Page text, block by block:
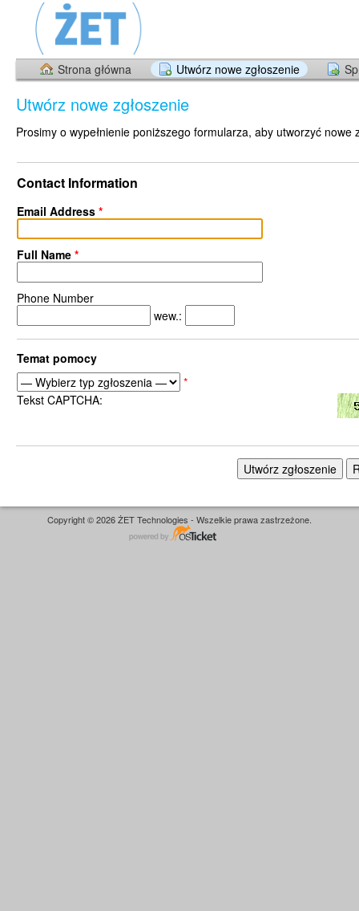
Strona główna Utwórz nowe zgłoszenie
Utwórz nowe zgłoszenie
Prosimy o wypełnienie poniższego formularza, aby utworzyć nowe
Contact Information
Email Address *
Full Name *
Phone Number
wew.:
Temat pomocy
*
Tekst CAPTCHA:
Copyright © 2026 ŻET Technologies - Wszelkie prawa zastrzeżone.